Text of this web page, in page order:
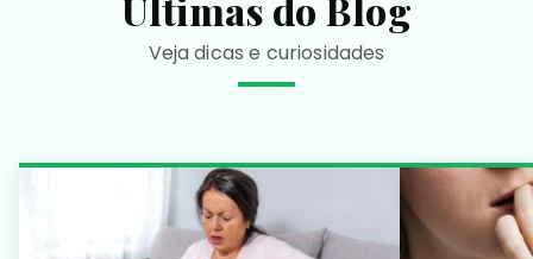
Veja dicas e curiosidades